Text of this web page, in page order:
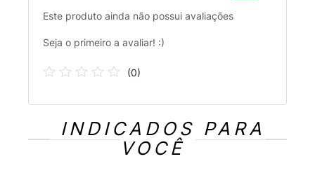
Este produto ainda não possui avaliações
Seja o primeiro a avaliar! :)
(0)
INDICADOS PARA
VOCÊ